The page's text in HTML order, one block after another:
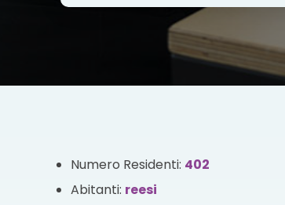
Numero Residenti: 402
Abitanti: reesi